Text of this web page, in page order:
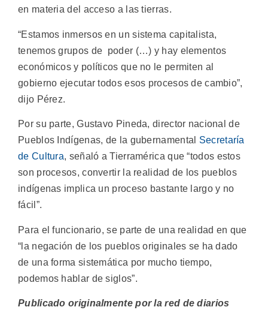
en materia del acceso a las tierras.
“Estamos inmersos en un sistema capitalista,
tenemos grupos de poder (…) y hay elementos
económicos y políticos que no le permiten al
gobierno ejecutar todos esos procesos de cambio”,
dijo Pérez.
Por su parte, Gustavo Pineda, director nacional de
Pueblos Indígenas, de la gubernamental Secretaría
de Cultura, señaló a Tierramérica que “todos estos
son procesos, convertir la realidad de los pueblos
indígenas implica un proceso bastante largo y no
fácil”.
Para el funcionario, se parte de una realidad en que
“la negación de los pueblos originales se ha dado
de una forma sistemática por mucho tiempo,
podemos hablar de siglos”.
Publicado originalmente por la red de diarios